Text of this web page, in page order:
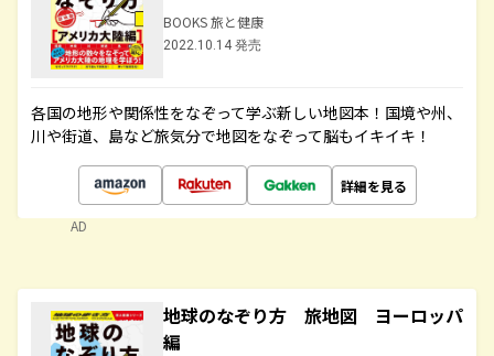
BOOKS 旅と健康
2022.10.14 発売
各国の地形や関係性をなぞって学ぶ新しい地図本！国境や州、
川や街道、島など旅気分で地図をなぞって脳もイキイキ！
詳細を見る
AD
地球のなぞり方 旅地図 ヨーロッパ
編